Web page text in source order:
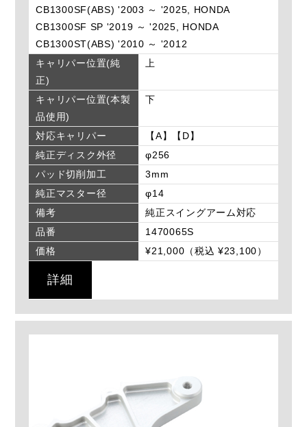
CB1300SF(ABS) '2003 ～ '2025, HONDA
CB1300SF SP '2019 ～ '2025, HONDA
CB1300ST(ABS) '2010 ～ '2012
キャリパー位置(純
正)
上
キャリパー位置(本製
品使用)
下
対応キャリパー
【A】【D】
純正ディスク外径
φ256
パッド切削加工
3mm
純正マスター径
φ14
備考
純正スイングアーム対応
品番
1470065S
価格
¥21,000（税込 ¥23,100）
詳細